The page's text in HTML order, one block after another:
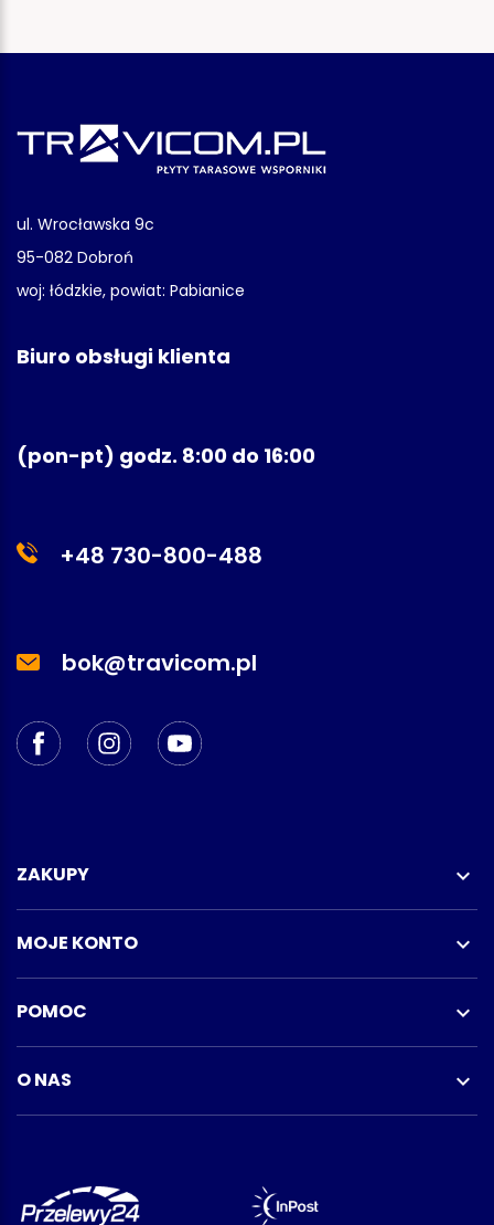
ul. Wrocławska 9c
95-082 Dobroń
woj: łódzkie, powiat: Pabianice
Biuro obsługi klienta
(pon-pt) godz. 8:00 do 16:00
+48 730-800-488
bok@travicom.pl
ZAKUPY 
MOJE KONTO 
POMOC 
O NAS 